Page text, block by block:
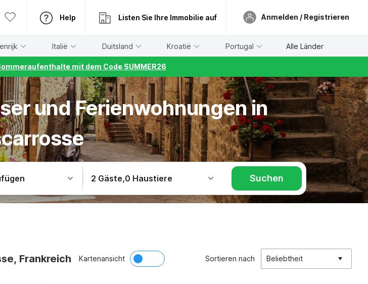
Help Listen Sie Ihre Immobilie auf Anmelden / Registrieren
Italië Duitsland Kroatië Portugal Alle Länder
mit dem Code SUMMER26
und Ferienwohnungen in
2 Gäste,0 Haustiere Suchen
Frankreich Kartenansicht Sortieren nach Beliebtheit